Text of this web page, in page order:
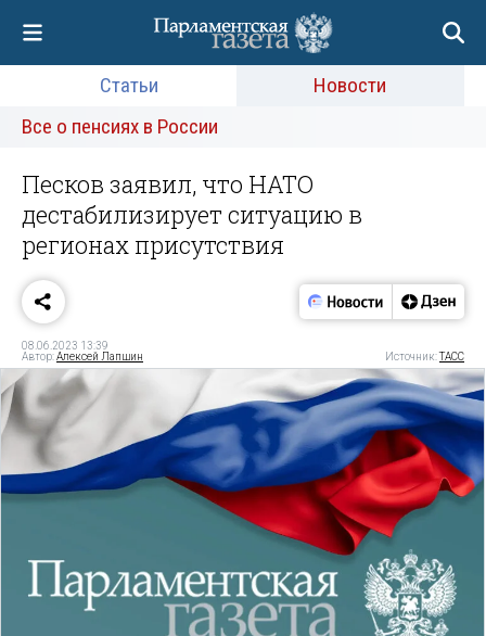
Статьи
Новости
Все о пенсиях в России
Песков заявил, что НАТО
дестабилизирует ситуацию в
регионах присутствия
08.06.2023 13:39
Автор:Алексей Лапшин Источник:ТАСС